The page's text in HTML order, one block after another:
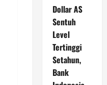
Dollar AS
Sentuh
Level
Tertinggi
Setahun,
Bank